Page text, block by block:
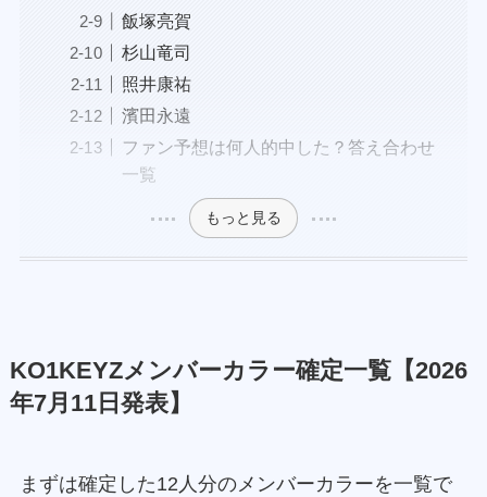
飯塚亮賀
杉山竜司
照井康祐
濱田永遠
ファン予想は何人的中した？答え合わせ
一覧
もっと見る
KO1KEYZメンバーカラー確定一覧【2026
年7月11日発表】
まずは確定した12人分のメンバーカラーを一覧で